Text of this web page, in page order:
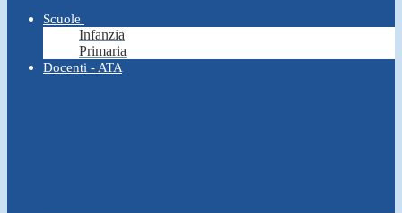
Scuole
Infanzia
Primaria
Docenti - ATA